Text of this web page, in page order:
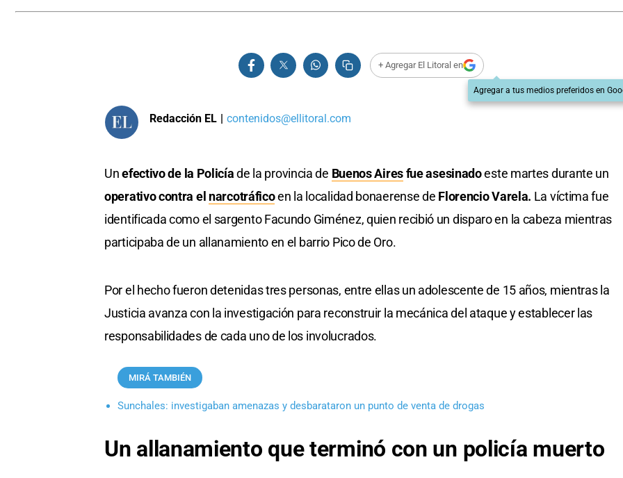
+ Agregar El Litoral en
Agregar a tus medios preferidos en
Redacción EL | contenidos@ellitoral.com
Unefectivo de la Policíade la provincia de Buenos Airesfue asesinadoeste martes durante un
operativo contra el narcotráficoen la localidad bonaerense de Florencio Varela. La víctima fue
identificada como el sargento Facundo Giménez, quien recibió un disparo en la cabeza mientras
participaba de un allanamiento en el barrio Pico de Oro.
Por el hecho fueron detenidas tres personas, entre ellas un adolescente de 15 años, mientras la
Justicia avanza con la investigación para reconstruir la mecánica del ataque y establecer las
responsabilidades de cada uno de los involucrados.
MIRÁ TAMBIÉN
Sunchales: investigaban amenazas y desbarataron un punto de venta de drogas
Un allanamiento que terminó con un policía muerto